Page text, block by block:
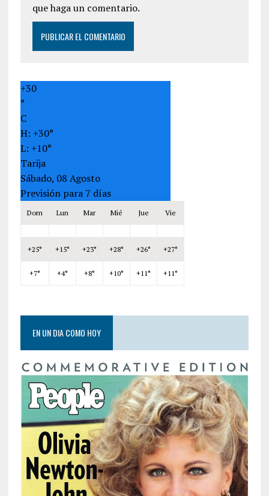
que haga un comentario.
+30
°
C
H: +30°
L: +10°
Tarija
Sábado, 08 Agosto
Previsión para 7 días
Dom Lun Mar Mié Jue Vie
+25° +15° +23° +28° +26° +27°
+7° +4° +8° +10° +11° +11°
EN UN DIA COMO HOY